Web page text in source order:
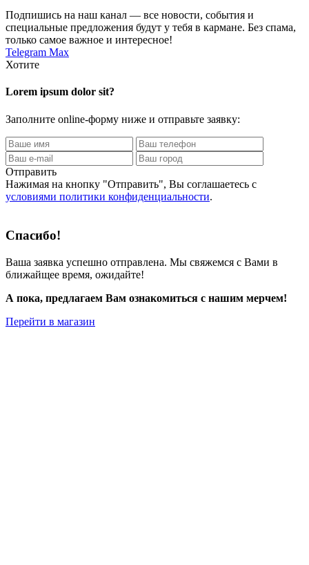
Подпишись на наш канал — все новости, события и
специальные предложения будут у тебя в кармане. Без спама,
только самое важное и интересное!
Telegram Max
Хотите
Lorem ipsum dolor sit?
Заполните online-форму ниже и отправьте заявку:
Отправить
Нажимая на кнопку "Отправить", Вы соглашаетесь с
условиями политики конфиденциальности.
Спасибо!
Ваша заявка успешно отправлена. Мы свяжемся с Вами в
ближайщее время, ожидайте!
А пока, предлагаем Вам ознакомиться с нашим мерчем!
Перейти в магазин